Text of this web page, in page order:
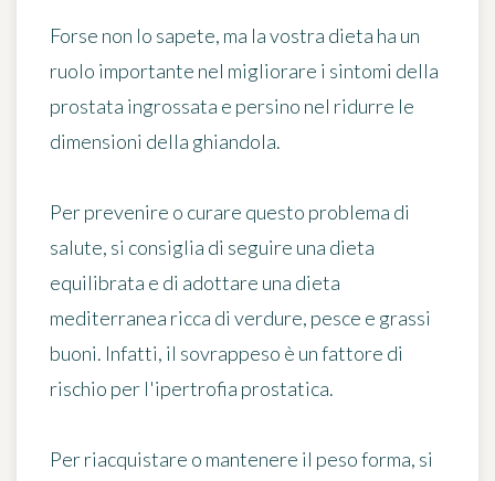
Forse non lo sapete, ma la vostra dieta ha un
ruolo importante nel migliorare i sintomi della
prostata ingrossata e persino nel ridurre le
dimensioni della ghiandola.
Per prevenire o curare questo problema di
salute, si consiglia di seguire una dieta
equilibrata e di adottare una dieta
mediterranea ricca di verdure, pesce e grassi
buoni. Infatti, il sovrappeso è un fattore di
rischio per l'ipertrofia prostatica.
Per riacquistare o mantenere il peso forma, si